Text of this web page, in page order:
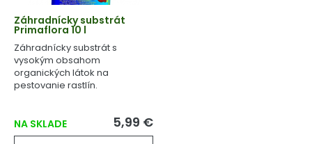
Záhradnícky substrát
Primaflora 10 l
Záhradnícky substrát s
vysokým obsahom
organických látok na
pestovanie rastlín.
NA SKLADE 5,99 €